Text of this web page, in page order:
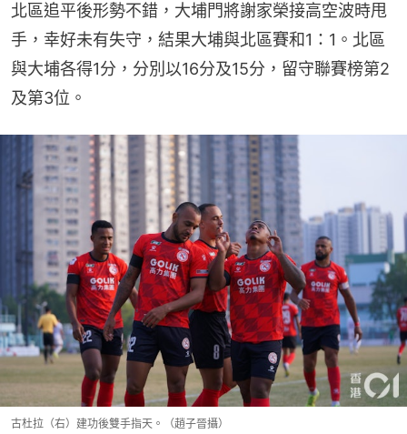
北區追平後形勢不錯，大埔門將謝家榮接高空波時甩
手，幸好未有失守，結果大埔與北區賽和1：1。北區
與大埔各得1分，分別以16分及15分，留守聯賽榜第2
及第3位。
古杜拉（右）建功後雙手指天。（趙子晉攝）